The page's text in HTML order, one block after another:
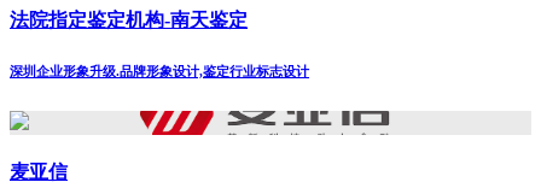
法院指定鉴定机构-南天鉴定
深圳企业形象升级.品牌形象设计,鉴定行业标志设计
麦亚信